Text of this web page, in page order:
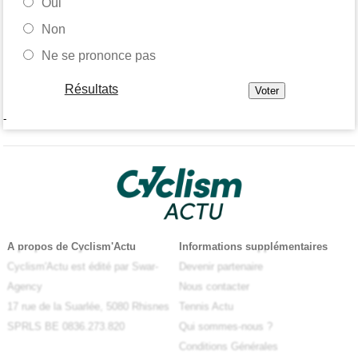
Non
Ne se prononce pas
Résultats
-
A propos de Cyclism'Actu
Cyclism'Actu est édité par Swar-
Agency
17 rue de la Suarlée, 5080 Rhisnes
SPRLS BE 0836.273.820
Informations supplémentaires
Devenir partenaire
Nous contacter
Tennis Actu
Qui sommes-nous ?
Conditions Générales